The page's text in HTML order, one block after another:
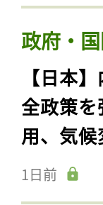
政府・
【日本
全政策
用、気
1日前